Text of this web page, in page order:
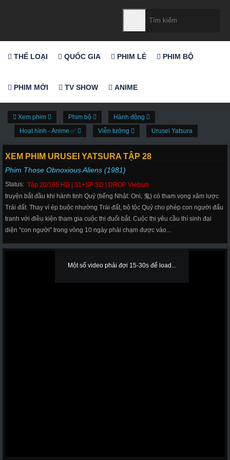
THỂ LOẠI QUỐC GIA PHIM LẺ PHIM BỘ
PHIM MỚI TV SHOW ANIME
Xem phim Phim bộ
Hành động
Hoạt hình - Anime ✅
Viễn tưởng Urusei Yatsura
XEM PHIM URUSEI YATSURA TẬP 28
Phim Those Obnoxious Aliens (1981)
Status: Tập 20/195 HD | 31+SP SD | DROP Vietsub
truyện bắt đầu khi hành tinh Quỷ (tiếng Nhật: Oni, 鬼) có tham vọng xâm lược
Trái đất. Thay vì ép buộc nhường Trái đất, bộ tộc Quỷ cho phép con người đấu
tranh với điều kiện tham gia cuộc thi đuổi bắt. Cuộc thi yêu cầu thí sinh đại
diện "con người" trong vòng 10 ngày phải chạm được vào...
Một số video phải đợi 15-30s để load...